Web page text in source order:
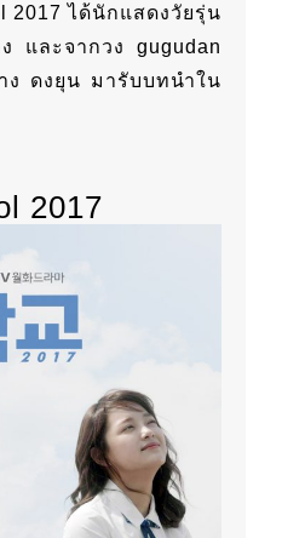
2017 ได้นักแสดงวัยรุ่น
และจากวง gugudan
ดงยุน มารับบทนำใน
2017